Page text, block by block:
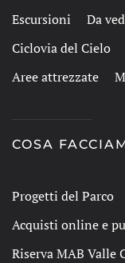
Escursioni
Da
Ciclovia del Cielo
Aree attrezzate
COSA
Progetti del Parco
Acquisti online e
Riserva MAB Valle